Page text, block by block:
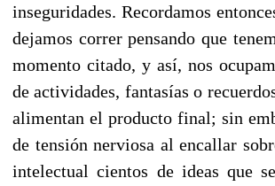
inseguridades. Recordamos
dejamos correr pensando que
momento citado, y así, nos
de actividades, fantasías o
alimentan el producto final; sin
de tensión nerviosa al encallar
intelectual cientos de ideas que